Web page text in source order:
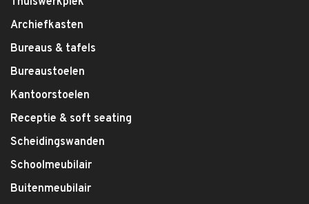
Archiefkasten
Bureaus & tafels
Bureaustoelen
Kantoorstoelen
Receptie & soft seating
Scheidingswanden
Schoolmeubilair
Buitenmeubilair